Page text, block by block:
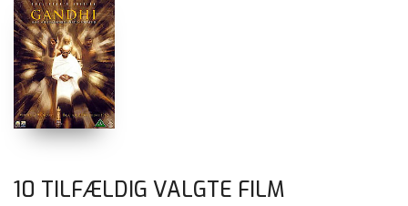
10 TILFÆLDIG VALGTE FILM